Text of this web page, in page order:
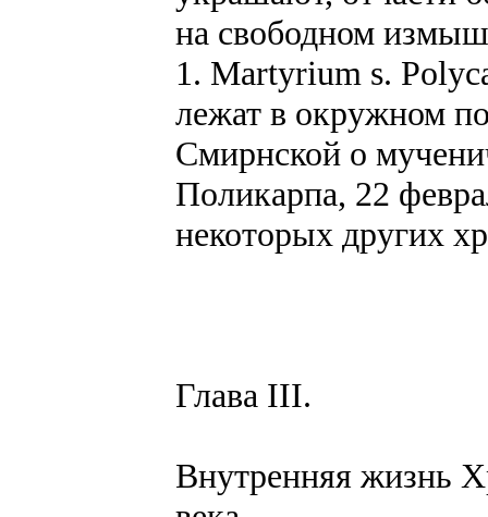
на свободном
1. Martyrium s.
лежат в окружном
Смирнской о
Поликарпа, 22
некоторых других
Глава III.
Внутренняя жизнь